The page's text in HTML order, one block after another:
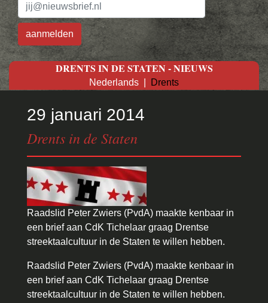
DRENTS IN DE STATEN - NIEUWS
Nederlands Drents
29 januari 2014
Drents in de Staten
Raadslid Peter Zwiers (PvdA) maakte kenbaar in
een brief aan CdK Tichelaar graag Drentse
streektaalcultuur in de Staten te willen hebben.
Raadslid Peter Zwiers (PvdA) maakte kenbaar in
een brief aan CdK Tichelaar graag Drentse
streektaalcultuur in de Staten te willen hebben.